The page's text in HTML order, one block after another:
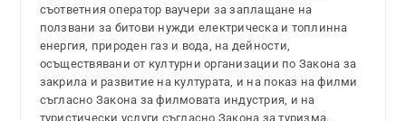
съответния оператор ваучери за заплащане на
ползвани за битови нужди електрическа и топлинна
енергия, природен газ и вода, на дейности,
осъществявани от културни организации по Закона за
закрила и развитие на културата, и на показ на филми
съгласно Закона за филмовата индустрия, и на
туристически услуги съгласно Закона за туризма.